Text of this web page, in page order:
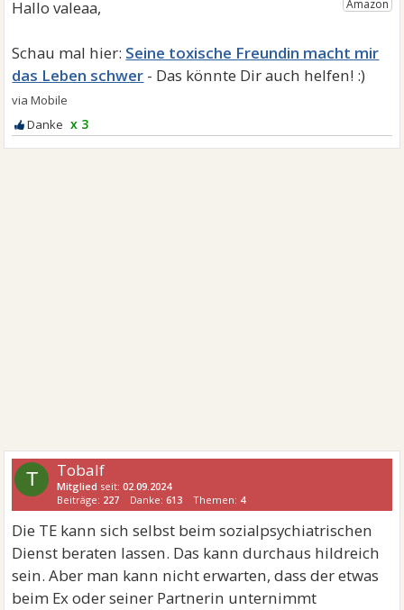
Seine toxische Freundin macht mir
das Leben schwer
x 3
T Tobalf
Mitglied seit:02.09.2024
Beiträge: 227 Danke:613 Themen: 4
Die TE kann sich selbst beim sozialpsychiatrischen
Dienst beraten lassen. Das kann durchaus hildreich
sein. Aber man kann nicht erwarten, dass der etwas
beim Ex oder seiner Partnerin unternimmt